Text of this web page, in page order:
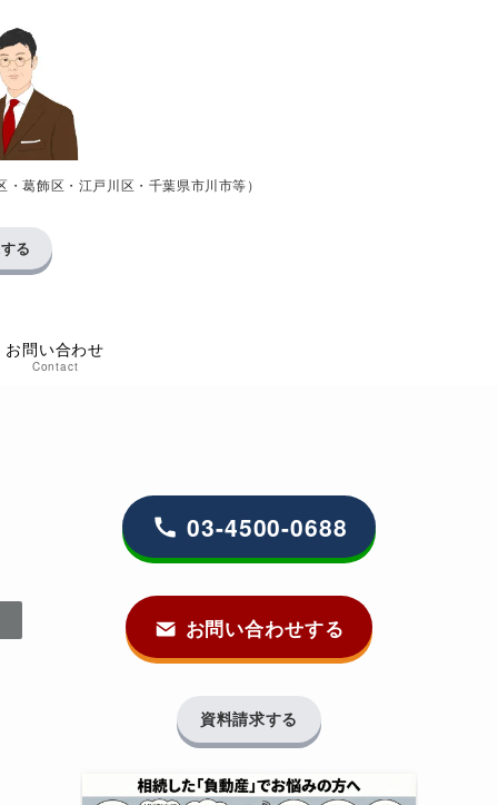
葛飾区・江戸川区・千葉県市川市等）
お問い合わせ
Contact
る
03-4500-0688
お問い合わせする
資料請求する